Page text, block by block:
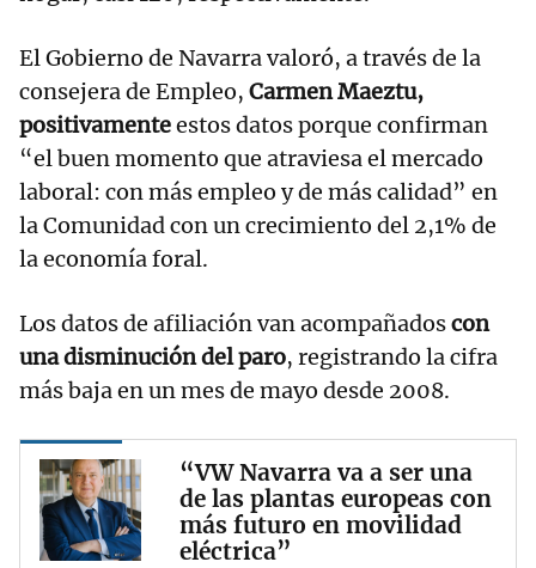
El Gobierno de Navarra valoró, a través de la
consejera de Empleo, Carmen Maeztu,
positivamenteestos datos porque confirman
“el buen momento que atraviesa el mercado
laboral: con más empleo y de más calidad” en
la Comunidad con un crecimiento del 2,1% de
la economía foral.
Los datos de afiliación van acompañadoscon
una disminución del paro, registrando la cifra
más baja en un mes de mayo desde 2008.
“VW Navarra va a ser una
de las plantas europeas con
más futuro en movilidad
eléctrica”